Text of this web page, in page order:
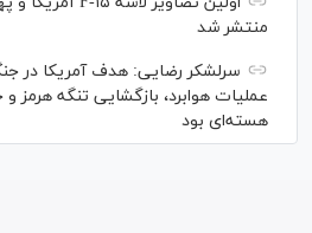
منتشر شد
سرلشکر رضایی: هدف آمریکا در
عملیات هوابرد، بازگشایی تنگه هرمز
هسته‌ای بود